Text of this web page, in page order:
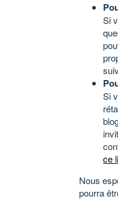
Si
Si
ce
Nous
pourra